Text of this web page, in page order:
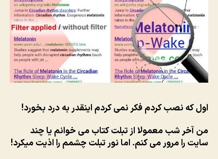
اول که نصب کردم فکر نمی کردم اینقدر به درد بخورد!
من آخر شب معمولا از تبلت کتاب می خوانم یا چند
سایت را مرور می کنم. اما نور تبلت چشمم را اذیت میکرد!